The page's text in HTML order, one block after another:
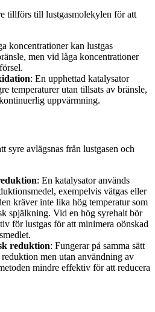
tillförs till lustgasmolekylen för att
koncentrationer kan lustgas
men vid låga koncentrationer
: En upphettad katalysator
temperaturer utan tillsats av bränsle,
uppvärmning.
syre avlägsnas från lustgasen och
: En katalysator används
exempelvis vätgas eller
kräver inte lika hög temperatur som
spjälkning. Vid en hög syrehalt bör
för lustgas för att minimera oönskad
reduktion: Fungerar på samma sätt
men utan användning av
mindre effektiv för att reducera